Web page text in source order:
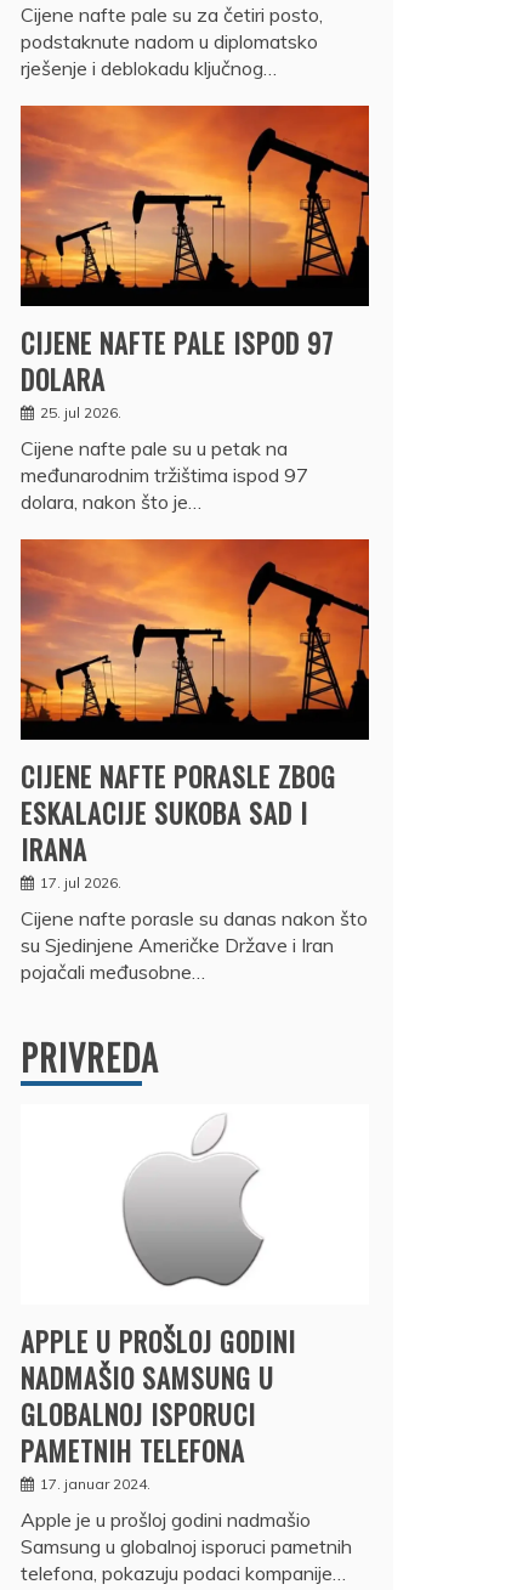
Cijene nafte pale su za četiri posto,
podstaknute nadom u diplomatsko
rješenje i deblokadu ključnog…
CIJENE NAFTE PALE ISPOD 97
DOLARA
25. jul 2026.
Cijene nafte pale su u petak na
međunarodnim tržištima ispod 97
dolara, nakon što je…
CIJENE NAFTE PORASLE ZBOG
ESKALACIJE SUKOBA SAD I
IRANA
17. jul 2026.
Cijene nafte porasle su danas nakon što
su Sjedinjene Američke Države i Iran
pojačali međusobne…
PRIVREDA
APPLE U PROŠLOJ GODINI
NADMAŠIO SAMSUNG U
GLOBALNOJ ISPORUCI
PAMETNIH TELEFONA
17. januar 2024.
Apple je u prošloj godini nadmašio
Samsung u globalnoj isporuci pametnih
telefona, pokazuju podaci kompanije…